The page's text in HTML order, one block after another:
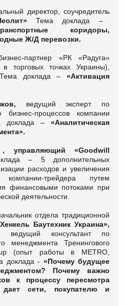
директор, соучредитель
Тема доклада –
ые коридоры,
Ж/Д перевозки.
партнер «РК «Радуга»
в торговых точках Украины),
Тема доклада – «Активация
ведущий эксперт по
бизнес-процессов компании
доклада – «Аналитическая
управляющий «Goodwill
– 5 дополнительных
расходов и увеличения
трейдера путем
финансовыми потоками при
деятельности.
отдела традиционной
Баутехник Украина»,
ведущий консультант по
менеджмента Тренингового
(опыт работы в METRO,
доклада - «Почему будущее
Почему важно
к процессу пересмотра
сети, покупателю и